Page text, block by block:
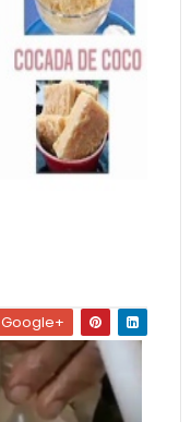
Google+